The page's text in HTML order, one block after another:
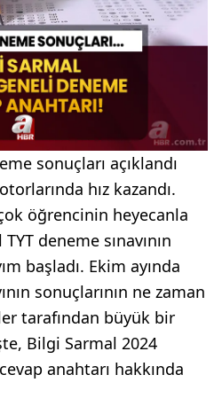
sonuçları açıklandı
hız kazandı.
öğrencinin heyecanla
deneme sınavının
başladı. Ekim ayında
sonuçlarının ne zaman
tarafından büyük bir
Bilgi Sarmal 2024
anahtarı hakkında